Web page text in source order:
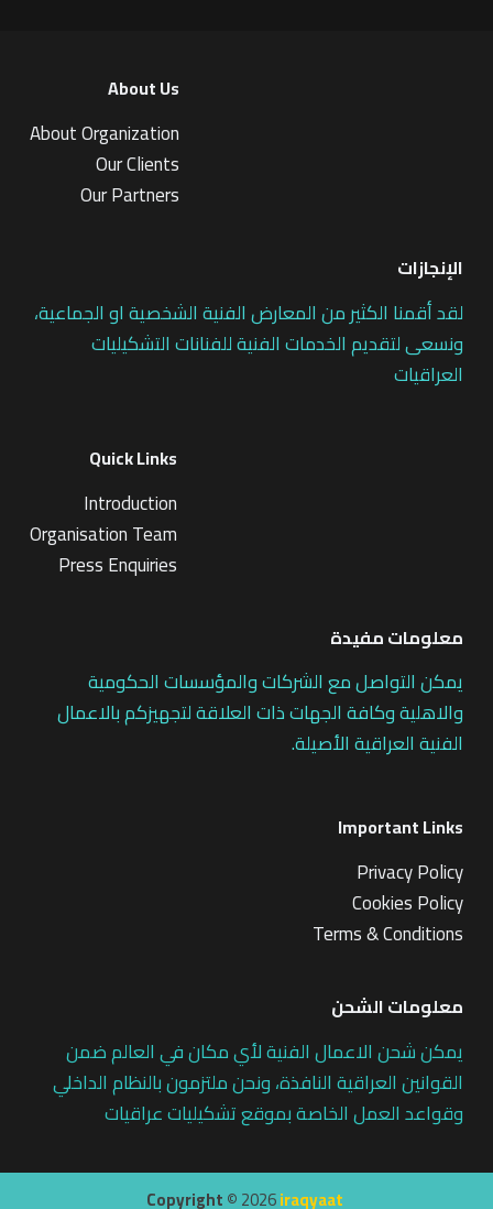
About Us
About Organization
Our Clients
Our Partners
الإنجازات
لقد أقمنا الكثير من المعارض الفنية الشخصية او الجماعية،
ونسعى لتقديم الخدمات الفنية للفنانات التشكيليات
العراقيات
Quick Links
Introduction
Organisation Team
Press Enquiries
معلومات مفيدة
يمكن التواصل مع الشركات والمؤسسات الحكومية
والاهلية وكافة الجهات ذات العلاقة لتجهيزكم بالاعمال
الفنية العراقية الأصيلة.
Important Links
Privacy Policy
Cookies Policy
Terms & Conditions
معلومات الشحن
يمكن شحن الاعمال الفنية لأي مكان في العالم ضمن
القوانين العراقية النافذة، ونحن ملتزمون بالنظام الداخلي
وقواعد العمل الخاصة بموقع تشكيليات عراقيات
Copyright ©2026iraqyaat